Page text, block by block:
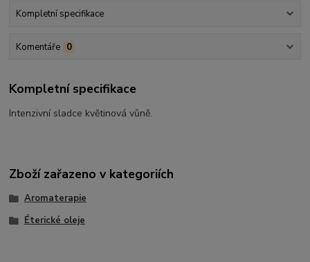
Kompletní specifikace
Komentáře 0
Kompletní specifikace
Intenzivní sladce květinová vůně.
Zboží zařazeno v kategoriích
Aromaterapie
Éterické oleje